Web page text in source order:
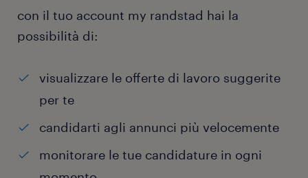
con il tuo account my randstad hai la
possibilità di:
visualizzare le offerte di lavoro suggerite
per te
candidarti agli annunci più velocemente
monitorare le tue candidature in ogni